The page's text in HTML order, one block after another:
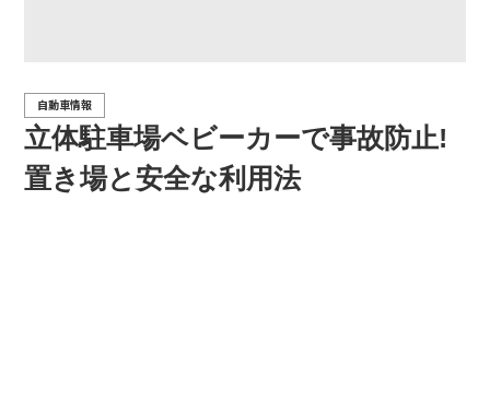
立体駐車場ベビーカーで事故防止!
置き場と安全な利用法
自動車情報